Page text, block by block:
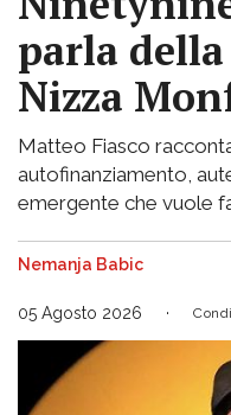
parla
Nizza
Matteo Fiasco
autofinanziamento,
emergente che vuole
Nemanja Babic
05 Agosto 2026